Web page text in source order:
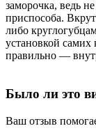
заморочка, ведь
приспособа.
либо
установкой самих
правильно —
Было ли это
Ваш отзыв